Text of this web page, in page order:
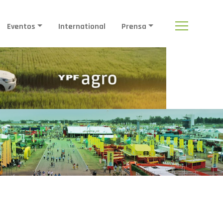
Eventos International Prensa